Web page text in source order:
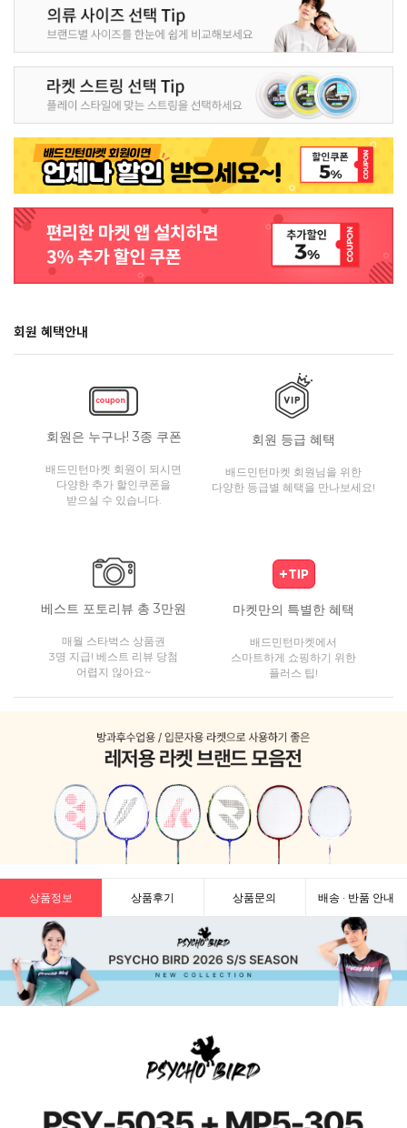
회원 혜택안내
회원은 누구나! 3종 쿠폰
배드민턴마켓 회원이 되시면
다양한 추가 할인쿠폰을
받으실 수 있습니다.
회원 등급 혜택
배드민턴마켓 회원님을 위한
다양한 등급별 혜택을 만나보세요!
베스트 포토리뷰 총 3만원
매월 스타벅스 상품권
3명 지급! 베스트 리뷰 당첨
어렵지 않아요~
마켓만의 특별한 혜택
배드민턴마켓에서
스마트하게 쇼핑하기 위한
플러스 팁!
상품정보 상품후기 상품문의 배송 · 반품 안내